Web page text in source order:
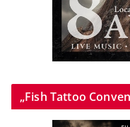
„Fish Tattoo